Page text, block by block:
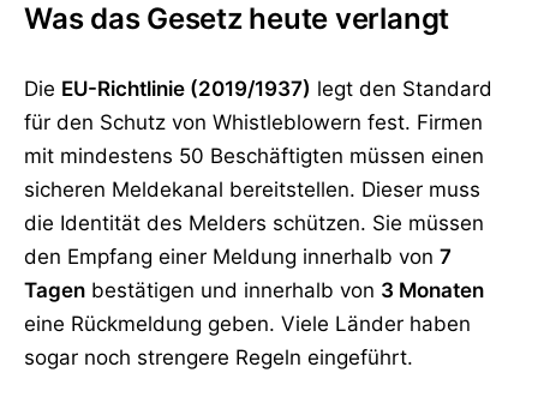
Was das Gesetz heute verlangt
Die EU-Richtlinie (2019/1937) legt den Standard
für den Schutz von Whistleblowern fest. Firmen
mit mindestens 50 Beschäftigten müssen einen
sicheren Meldekanal bereitstellen. Dieser muss
die Identität des Melders schützen. Sie müssen
den Empfang einer Meldung innerhalb von 7
Tagen bestätigen und innerhalb von 3 Monaten
eine Rückmeldung geben. Viele Länder haben
sogar noch strengere Regeln eingeführt.